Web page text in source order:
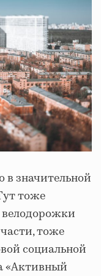
в значительной
тоже
тоже
социальной
«Активный